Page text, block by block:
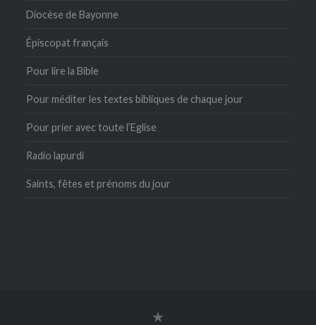
Diocèse de Bayonne
Épiscopat français
Pour lire la Bible
Pour méditer les textes bibliques de chaque jour
Pour prier avec toute l’Eglise
Radio lapurdi
Saints, fêtes et prénoms du jour